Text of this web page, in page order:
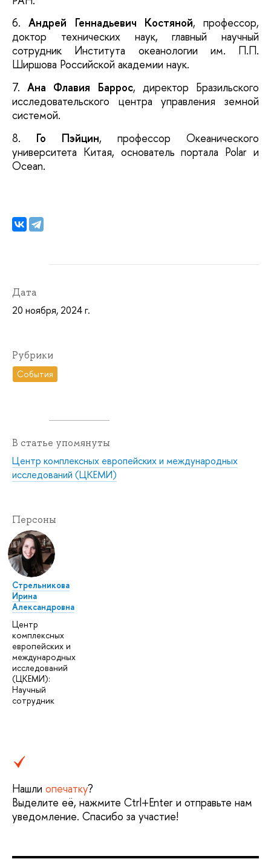
6.Андрей Геннадьевич Костяной, профессор,
доктор технических наук, главный научный
сотрудник Института океанологии им. П.П.
Ширшова Российской академии наук.
7.Ана Флавия Баррос, директор Бразильского
исследовательского центра управления земной
системой.
8. Го Пэйцин, профессор Океанического
университета Китая, основатель портала Polar и
Ocean.
Дата
20 ноября, 2024 г.
Рубрики
События
В статье упомянуты
Центр комплексных европейских и международных
исследований (ЦКЕМИ)
Персоны
Стрельникова
Ирина
Александровна
Центр
комплексных
европейских и
международных
исследований
(ЦКЕМИ):
Научный
сотрудник
Нашли опечатку?
Выделите её, нажмите Ctrl+Enter и отправьте нам
уведомление. Спасибо за участие!